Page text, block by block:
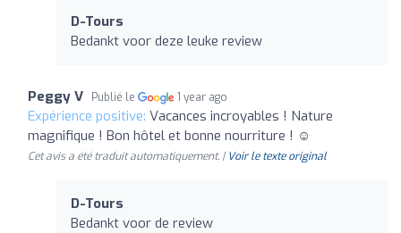
D-Tours
Bedankt voor deze leuke review
Peggy V Publié le 1 year ago
Expérience positive: Vacances incroyables ! Nature
magnifique ! Bon hôtel et bonne nourriture ! ☺️
Cet avis a été traduit automatiquement. | Voir le texte original
D-Tours
Bedankt voor de review